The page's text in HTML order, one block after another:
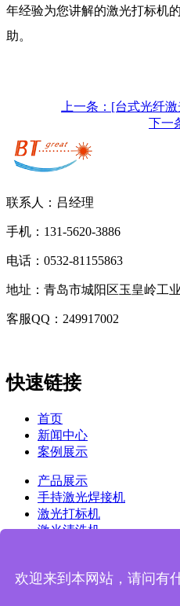
年经验为您讲解的激光打标机
助。
上一条：[台式光纤
下一
联系人：吕经理
手机：131-5620-3886
电话：0532-81155863
地址：青岛市城阳区玉皇岭工
客服QQ：249917002
快速链接
首页
新闻中心
案例展示
产品展示
手持激光焊接机
激光打标机
激光清洗机
关于我们
欢迎来到本网站，请问有